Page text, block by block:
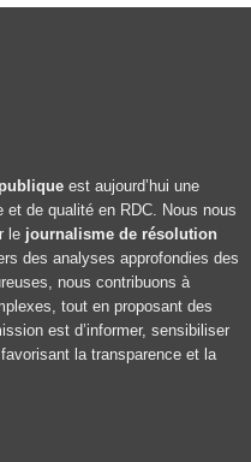
est aujourd’hui une
et de qualité en RDC. Nous nous
le journalisme de résolution
des analyses approfondies des
nous contribuons à
tout en proposant des
est d’informer, sensibiliser
la transparence et la